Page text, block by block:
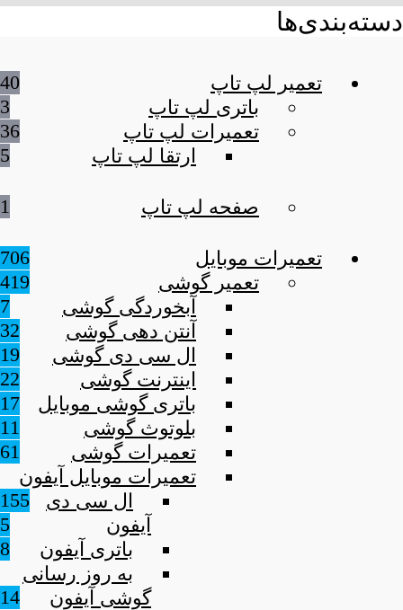
دسته‌بندی‌ها
تعمیر لپ تاپ
40
باتری لپ تاپ
3
تعمیرات لپ تاپ
36
ارتقا لپ تاپ
5
صفحه لپ تاپ 1
تعمیرات موبایل
706
تعمیر گوشی
419
آبخوردگی گوشی
7
آنتن دهی گوشی
32
ال سی دی گوشی
19
اینترنت گوشی
22
باتری گوشی موبایل
17
بلوتوث گوشی
11
تعمیرات گوشی
61
تعمیرات موبایل آیفون
155
ال سی دی
آیفون
5
باتری آیفون
8
به روز رسانی
گوشی آیفون
14